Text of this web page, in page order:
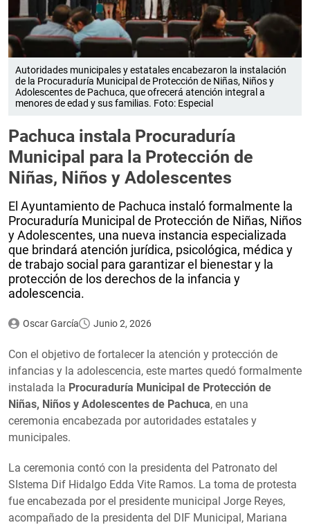
Autoridades municipales y estatales encabezaron la instalación
de la Procuraduría Municipal de Protección de Niñas, Niños y
Adolescentes de Pachuca, que ofrecerá atención integral a
menores de edad y sus familias. Foto: Especial
Pachuca instala Procuraduría
Municipal para la Protección de
Niñas, Niños y Adolescentes
El Ayuntamiento de Pachuca instaló formalmente la
Procuraduría Municipal de Protección de Niñas, Niños
y Adolescentes, una nueva instancia especializada
que brindará atención jurídica, psicológica, médica y
de trabajo social para garantizar el bienestar y la
protección de los derechos de la infancia y
adolescencia.
Oscar García Junio 2, 2026
Con el objetivo de fortalecer la atención y protección de
infancias y la adolescencia, este martes quedó formalmente
instalada la Procuraduría Municipal de Protección de
Niñas, Niños y Adolescentes de Pachuca, en una
ceremonia encabezada por autoridades estatales y
municipales.
La ceremonia contó con la presidenta del Patronato del
SIstema Dif Hidalgo Edda Vite Ramos. La toma de protesta
fue encabezada por el presidente municipal Jorge Reyes,
acompañado de la presidenta del DIF Municipal, Mariana